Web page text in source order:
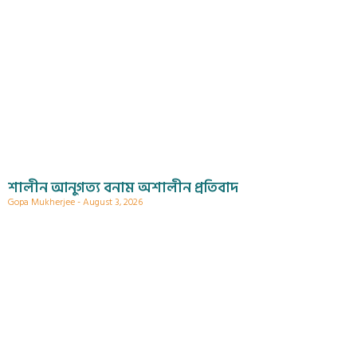
শালীন আনুগত্য বনাম অশালীন প্রতিবাদ
Gopa Mukherjee August 3, 2026